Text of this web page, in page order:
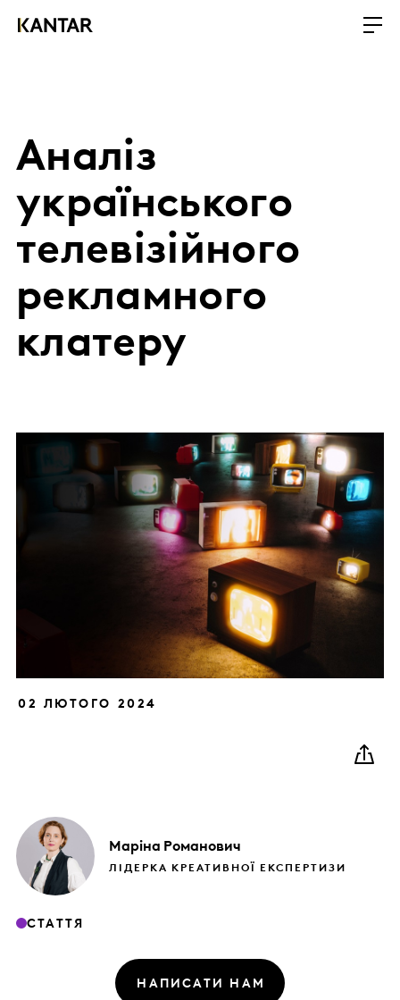
Аналіз
українського
телевізійного
рекламного
клатеру
02 ЛЮТОГО 2024
Маріна Романович
ЛІДЕРКА КРЕАТИВНОЇ ЕКСПЕРТИЗИ
СТАТТЯ
НАПИСАТИ НАМ